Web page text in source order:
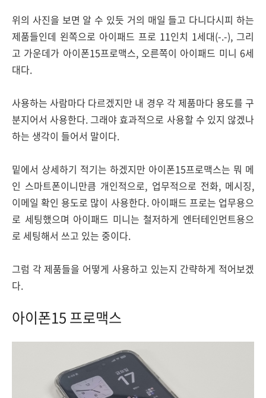
위의 사진을 보면 알 수 있듯 거의 매일 들고 다니다시피 하는
제품들인데 왼쪽으로 아이패드 프로 11인치 1세대(-.-), 그리
고 가운데가 아이폰15프로맥스, 오른쪽이 아이패드 미니 6세
대다.
사용하는 사람마다 다르겠지만 내 경우 각 제품마다 용도를 구
분지어서 사용한다. 그래야 효과적으로 사용할 수 있지 않겠나
하는 생각이 들어서 말이다.
밑에서 상세하기 적기는 하겠지만 아이폰15프로맥스는 뭐 메
인 스마트폰이니만큼 개인적으로, 업무적으로 전화, 메시징,
이메일 확인 용도로 많이 사용한다. 아이패드 프로는 업무용으
로 세팅했으며 아이패드 미니는 철저하게 엔터테인먼트용으
로 세팅해서 쓰고 있는 중이다.
그럼 각 제품들을 어떻게 사용하고 있는지 간략하게 적어보겠
다.
아이폰15 프로맥스